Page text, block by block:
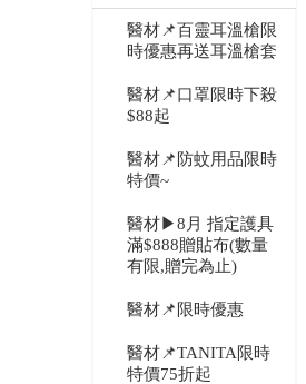
醫材📌百靈耳溫槍限
時優惠再送耳溫槍套
醫材📌口罩限時下殺
$88起
醫材📌防蚊用品限時
特價~
醫材▶8月 指定護具
滿$888贈貼布(數量
有限,贈完為止)
醫材📌限時優惠
醫材📌TANITA限時
特價75折起